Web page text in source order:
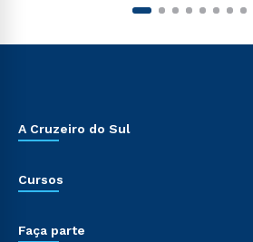
A Cruzeiro do Sul
Cursos
Faça parte